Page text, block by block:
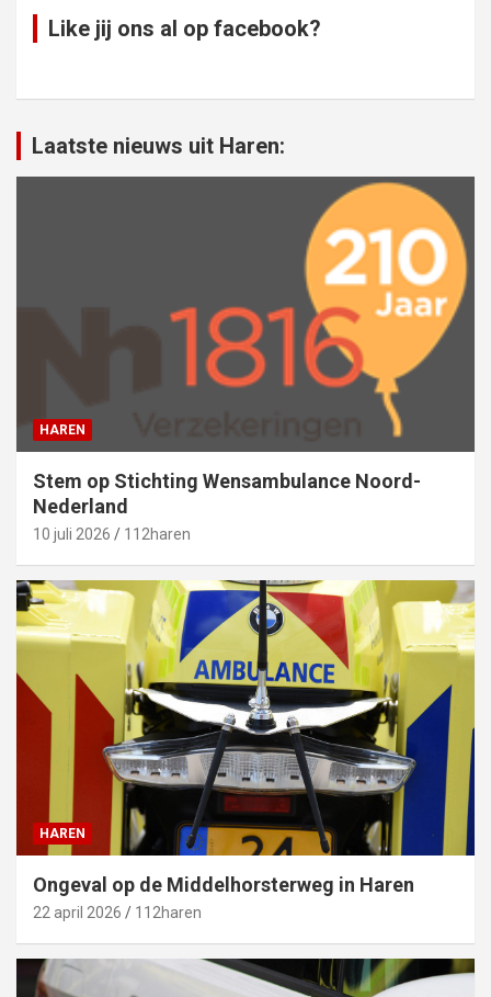
Like jij ons al op facebook?
Laatste nieuws uit Haren:
HAREN
Stem op Stichting Wensambulance Noord-
Nederland
10 juli 2026 112haren
HAREN
Ongeval op de Middelhorsterweg in Haren
22 april 2026 112haren